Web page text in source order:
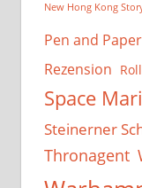
New Hong Kong
Pen and Paper
Rezension
Space
Steinerner
Thronagent